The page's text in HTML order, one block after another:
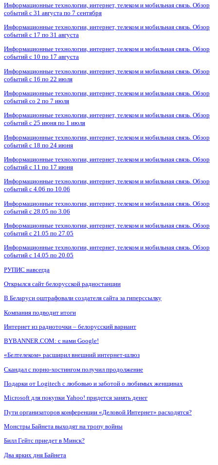
Информационные технологии, интернет, телеком и мобильная связь. Обзор
событий с 31 августа по 7 сентября
Информационные технологии, интернет, телеком и мобильная связь. Обзор
событий с 17 по 31 августа
Информационные технологии, интернет, телеком и мобильная связь. Обзор
событий с 10 по 17 августа
Информационные технологии, интернет, телеком и мобильная связь. Обзор
событий с 16 по 22 июля
Информационные технологии, интернет, телеком и мобильная связь. Обзор
событий со 2 по 7 июля
Информационные технологии, интернет, телеком и мобильная связь. Обзор
событий с 25 июня по 1 июля
Информационные технологии, интернет, телеком и мобильная связь. Обзор
событий с 18 по 24 июня
Информационные технологии, интернет, телеком и мобильная связь. Обзор
событий с 11 по 17 июня
Информационные технологии, интернет, телеком и мобильная связь. Обзор
событий с 4.06 по 10.06
Информационные технологии, интернет, телеком и мобильная связь. Обзор
событий с 28.05 по 3.06
Информационные технологии, интернет, телеком и мобильная связь. Обзор
событий с 21.05 по 27.05
Информационные технологии, интернет, телеком и мобильная связь. Обзор
событий с 14.05 по 20.05
РУПИС навсегда
Открылся сайт белорусской радиостанции
В Беларуси оштрафовали создателя сайта за гиперссылку
Компания подводит итоги
Интернет из радиоточки – белорусский вариант
BYBANNER.COM: c нами Google!
«Белтелеком» расширил внешний интернет-шлюз
Скандал с порно-хостингом получил продолжение
Подарки от Logitech с любовью и заботой о любимых женщинах
Microsoft для покупки Yahoo! придется занять денег
Пути организаторов конференции «Деловой Интернет» расходятся?
Монстры Байнета выходят на тропу войны
Билл Гейтс приедет в Минск?
Два ярких дня Байнета